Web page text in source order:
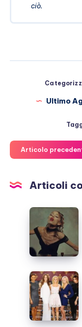
ciò.
Ultimo
Articolo
Articoli
Ariana
Grande
si
prende
una
pausa,
fan
preoccupati
Spice
Girls,
cosa
fanno